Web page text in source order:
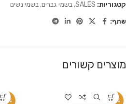
קטגוריות: SALES
, בשמי גברים, בשמי נשים
שתף:
מוצרים קשורים
-40%
-26%